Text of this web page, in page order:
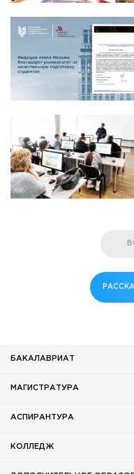
БАКАЛАВРИАТ
МАГИСТРАТУРА
АСПИРАНТУРА
КОЛЛЕДЖ